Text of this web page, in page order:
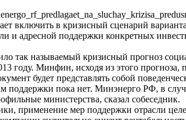
включить в кризисный сценарий
и адресной поддержки конкретных
так называемый кризисный прогноз
году. Минфин, исходя из этого
будет представлять собой
пока нет. Минэнерго РФ, в
министерства, сказал собеседник.
применение мер поддержки отрасли